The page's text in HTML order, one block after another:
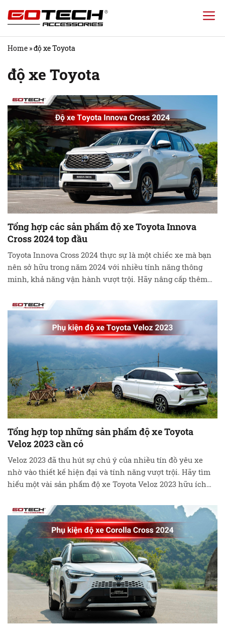
Chuyển
đến
nộiHome »độ xe Toyota
độ xe Toyota
Tổng hợp các sản phẩm độ xe Toyota Innova
Cross 2024 top đầu
Toyota Innova Cross 2024 thực sự là một chiếc xe mà bạn
nên sở hữu trong năm 2024 với nhiều tính năng thông
minh, khả năng vận hành vượt trội. Hãy nâng cấp thêm
nhé! Tại sao lại cần phụ …Đọc tiếp
Tổng hợp top những sản phẩm độ xe Toyota
Veloz 2023 cần có
Veloz 2023 đã thu hút sự chú ý của nhiều tín đồ yêu xe
nhờ vào thiết kế hiện đại và tính năng vượt trội. Hãy tìm
hiểu một vài sản phẩm độ xe Toyota Veloz 2023 hữu ích
Tại …Đọc tiếp